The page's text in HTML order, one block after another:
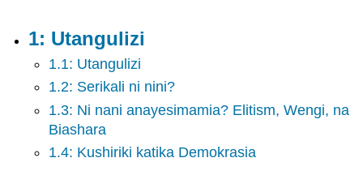
2:
Katiba
na
Asili
3:
Shirikisho
la
1: Utangulizi
1.1: Utangulizi
1.2: Serikali ni nini?
1.3: Ni nani anayesimamia? Elitism, Wengi, na
Biashara
1.4: Kushiriki katika Demokrasia